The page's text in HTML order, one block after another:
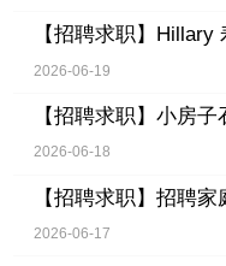
【招聘求职】 Hillary
2026-06-19
【招聘求职】 小房子
2026-06-18
【招聘求职】 招聘家
2026-06-17